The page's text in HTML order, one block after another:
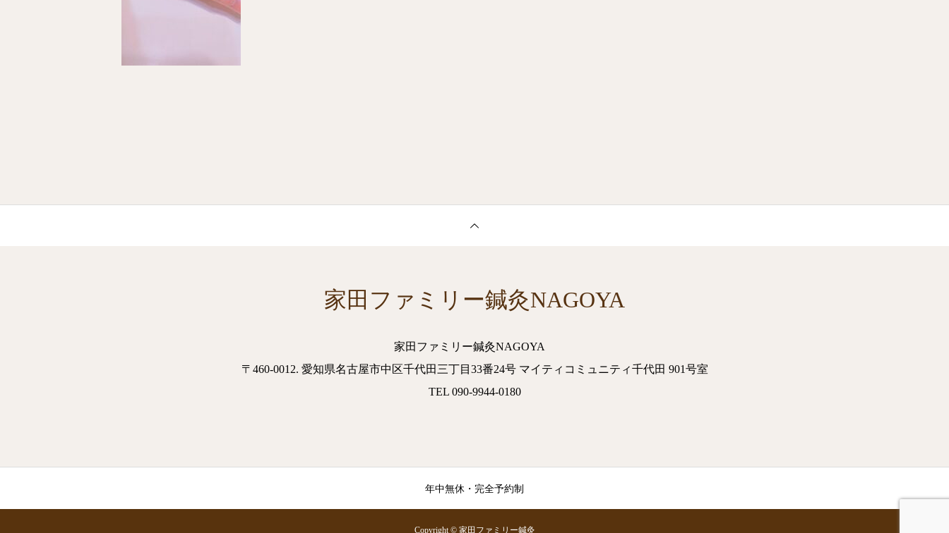
家田ファミリー鍼灸NAGOYA
家田ファミリー鍼灸NAGOYA
〒460-0012. 愛知県名古屋市中区千代田三丁目33番24号 マイティコミュニティ千代田 901号室
TEL 090-9944-0180
年中無休・完全予約制
Copyright © 家田ファミリー鍼灸